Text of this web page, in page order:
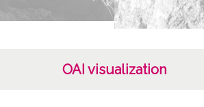
OAI visualization